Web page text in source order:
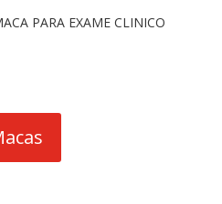
PARA EXAME CLINICO